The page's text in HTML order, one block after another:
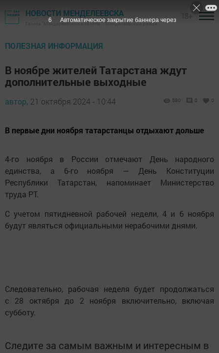
НОВОСТИ МЕНДЕЛЕЕВСКА
Газета "Менделеевские новости" - Менделеевский район
ПОЛЕЗНАЯ ИНФОРМАЦИЯ
В ноябре жителей Татарстана ждут
дополнительные выходные
автор, 21 октября 2024 - 10:44 580 0 0
В первые дни ноября татарстанцы отдыхают дольше
4-го ноября в России отмечают День народного
единства, а 6-го ноября — День Конституции
Республики Татарстан, напоминает Министерство
труда РТ.
С учетом пятидневной рабочей недели, 4 и 6 ноября
будут являться официальными нерабочими днями.
Следовательно, рабочая неделя будет продолжаться
с 28 октября до 2 ноября включительно, включая
субботу.
Следите за самым важным и интересным в
5 Автоматическое закрытие баннера через